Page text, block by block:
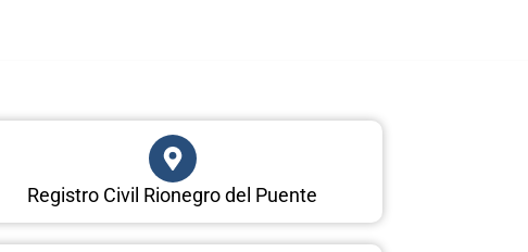
Registro Civil Rionegro del Puente